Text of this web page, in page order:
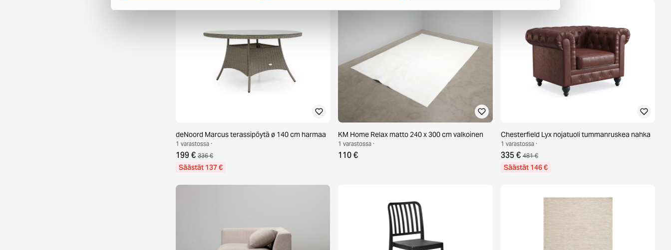
deNoord Marcus terassipöytä ø 140 cm harmaa
1 varastossa ·
199 € 336 €
Säästät 137 €
KM Home Relax matto 240 x 300 cm valkoinen
1 varastossa ·
110 €
Chesterfield Lyx nojatuoli tummanruskea nahka
1 varastossa ·
335 € 481 €
Säästät 146 €